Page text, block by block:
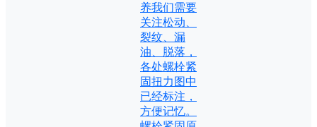
养我们需要
关注松动、
裂纹、漏
油、脱落，
各处螺栓紧
固扭力图中
已经标注，
方便记忆。